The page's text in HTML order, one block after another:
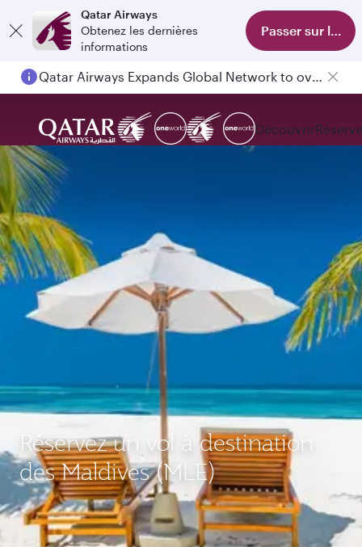
Qatar Airways
Obtenez les dernières
informations
Passer sur
Qatar Airways Expands Global Network to over 160 Destinations
Découvrir
Réservez un vol à destination
des Maldives (MLE)